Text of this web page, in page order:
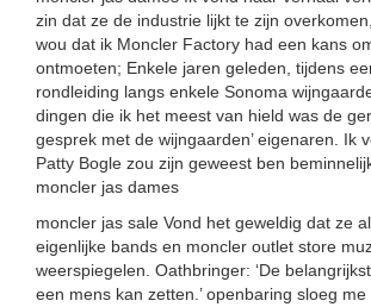
zin dat ze de industrie lijkt te zijn
wou dat ik Moncler Factory had een kans
ontmoeten; Enkele jaren geleden, tijdens
rondleiding langs enkele Sonoma
dingen die ik het meest van hield was de
gesprek met de wijngaarden’ eigenaren. Ik
Patty Bogle zou zijn geweest ben
moncler jas dames
moncler jas sale Vond het geweldig dat ze
eigenlijke bands en moncler outlet store
weerspiegelen. Oathbringer: ‘De
een mens kan zetten.’ openbaring sloeg